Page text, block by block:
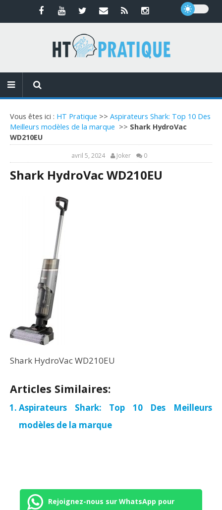
Vous êtes ici : HT Pratique >> Aspirateurs Shark: Top 10 Des
Meilleurs modèles de la marque >> Shark HydroVac
WD210EU
avril 5, 2024 Joker 0
Shark HydroVac WD210EU
Shark HydroVac WD210EU
Articles Similaires:
Aspirateurs Shark: Top 10 Des Meilleurs
modèles de la marque
Rejoignez-nous sur WhatsApp pour